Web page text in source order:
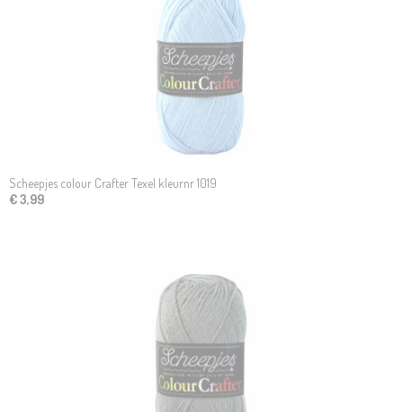
Scheepjes colour Crafter Texel kleurnr 1019
€ 3,99